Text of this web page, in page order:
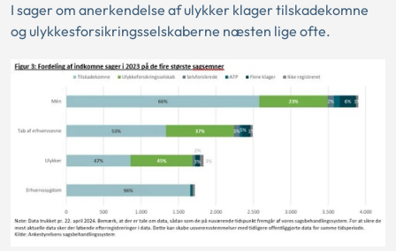
I sager om anerkendelse af ulykker klager tilskadekomne
og ulykkesforsikringsselskaberne næsten lige ofte.